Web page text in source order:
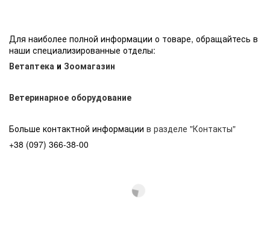
Для наиболее полной информации о товаре, обращайтесь в
наши специализированные отделы:
Ветаптека и Зоомагазин
Ветеринарное оборудование
Больше контактной информации в разделе "Контакты"
+38 (097) 366-38-00